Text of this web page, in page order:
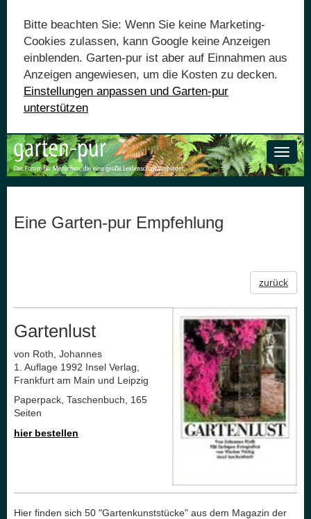
Bitte beachten Sie: Wenn Sie keine Marketing-
Cookies zulassen, kann Google keine Anzeigen
einblenden. Garten-pur ist aber auf Einnahmen aus
Anzeigen angewiesen, um die Kosten zu decken.
Einstellungen anpassen und Garten-pur
unterstützen
Toggle
Eine Garten-pur Empfehlung
zurück
Gartenlust
von Roth, Johannes
1. Auflage 1992 Insel Verlag,
Frankfurt am Main und Leipzig
Paperpack, Taschenbuch, 165
Seiten
hier bestellen
Hier finden sich 50 "Gartenkunststücke" aus dem Magazin der